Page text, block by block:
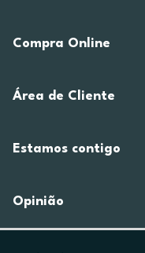
Compra Online
Área de Cliente
Estamos contigo
Opinião